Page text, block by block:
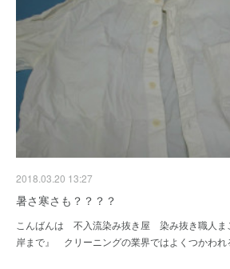
2018.03.20 13:27
暑さ寒さも？？？？
こんばんは 不入流染み抜き屋 染み抜き職人ま
岸まで』 クリーニングの業界ではよくつかわ